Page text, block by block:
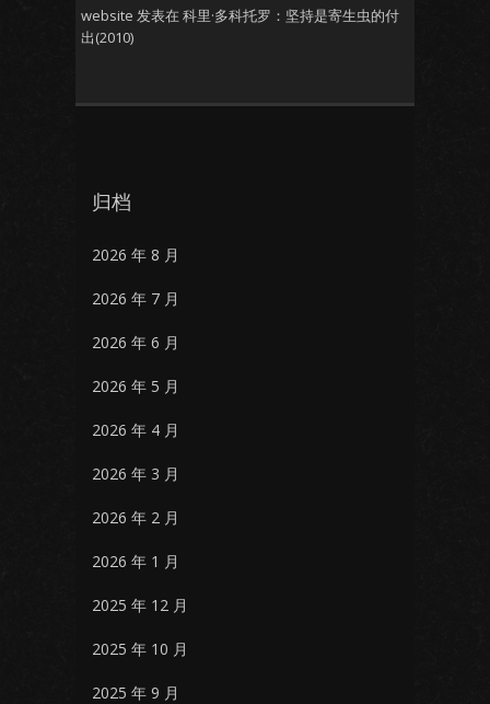
website 发表在 科里·多科托罗：坚持是寄生虫的付
出(2010)
归档
2026 年 8 月
2026 年 7 月
2026 年 6 月
2026 年 5 月
2026 年 4 月
2026 年 3 月
2026 年 2 月
2026 年 1 月
2025 年 12 月
2025 年 10 月
2025 年 9 月